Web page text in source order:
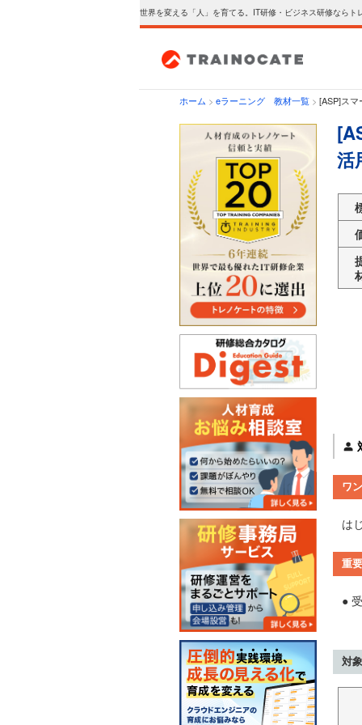
世界を変える「人」を育てる。IT研修・ビジネス研修ならト
ホーム > eラーニング 教材一覧 > [ASP]ス
活
ワ
は
重
●
対